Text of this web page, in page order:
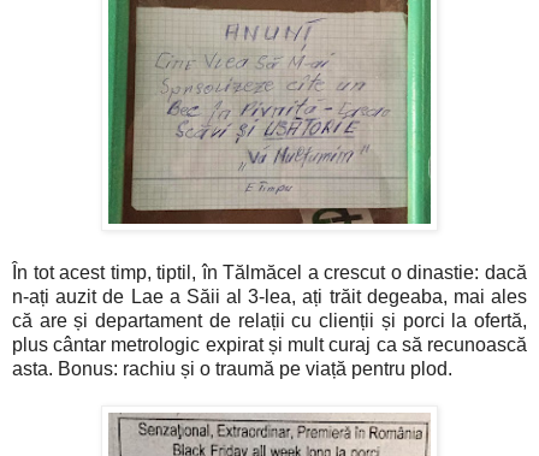
În tot acest timp, tiptil, în Tălmăcel a crescut o dinastie: dacă
n-ați auzit de Lae a Săii al 3-lea, ați trăit degeaba, mai ales
că are și departament de relații cu clienții și porci la ofertă,
plus cântar metrologic expirat și mult curaj ca să recunoască
asta. Bonus: rachiu și o traumă pe viață pentru plod.